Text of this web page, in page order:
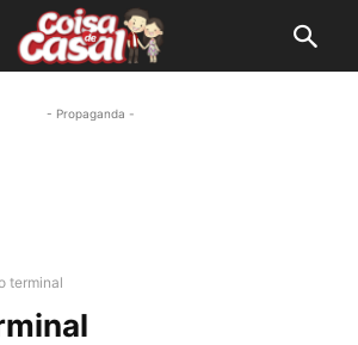
- Propaganda -
terminal